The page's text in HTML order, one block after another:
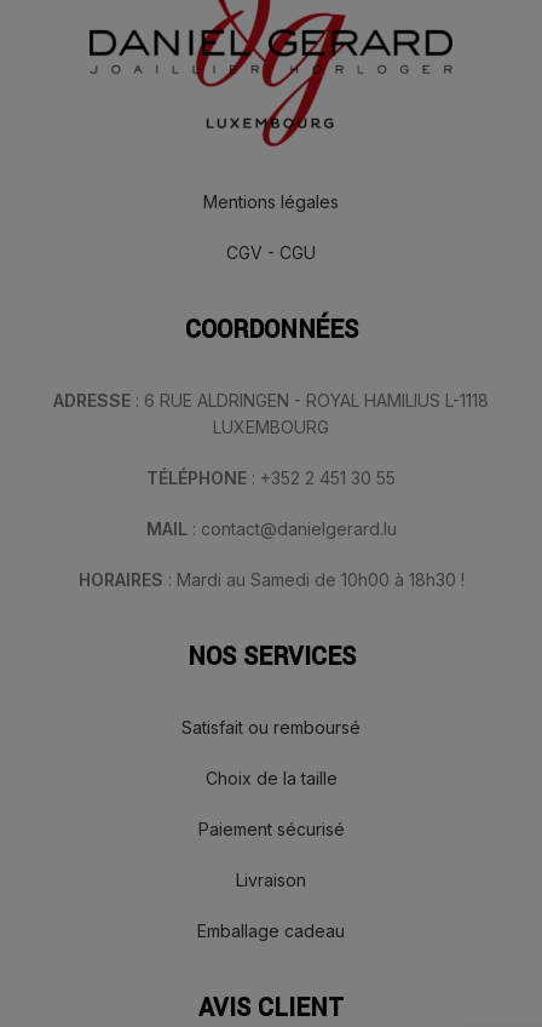
Mentions légales
CGV - CGU
COORDONNÉES
ADRESSE : 6 RUE ALDRINGEN - ROYAL HAMILIUS L-1118
LUXEMBOURG
TÉLÉPHONE : +352 2 451 30 55
MAIL : contact@danielgerard.lu
HORAIRES : Mardi au Samedi de 10h00 à 18h30 !
NOS SERVICES
Satisfait ou remboursé
Choix de la taille
Paiement sécurisé
Livraison
Emballage cadeau
AVIS CLIENT